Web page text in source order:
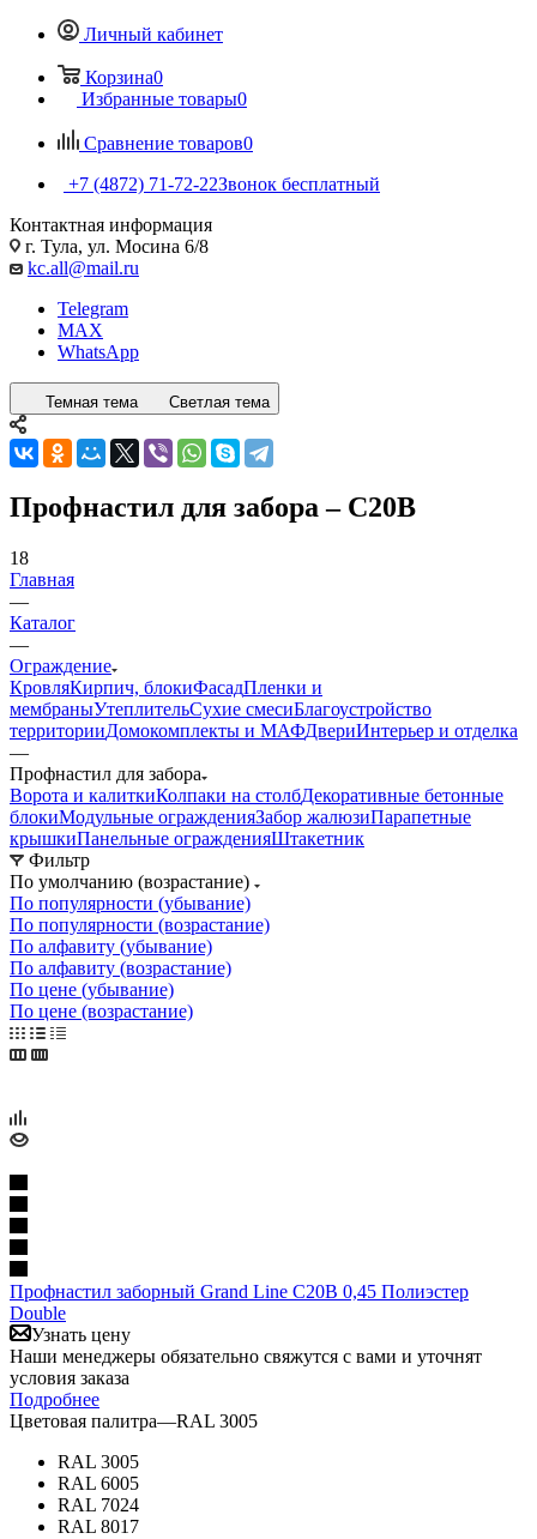
Личный кабинет
Корзина0
Избранные товары0
Сравнение товаров0
+7 (4872) 71-72-22Звонок бесплатный
Контактная информация
г. Тула, ул. Мосина 6/8
kc.all@mail.ru
Telegram
MAX
WhatsApp
Темная тема Светлая тема
Профнастил для забора – C20B
18
Главная
—
Каталог
—
Ограждение
КровляКирпич, блокиФасадПленки и
мембраныУтеплительСухие смесиБлагоустройство
территорииДомокомплекты и МАФДвериИнтерьер и отделка
—
Профнастил для забора
Ворота и калиткиКолпаки на столбДекоративные бетонные
блокиМодульные огражденияЗабор жалюзиПарапетные
крышкиПанельные огражденияШтакетник
Фильтр
По умолчанию (возрастание)
По популярности (убывание)
По популярности (возрастание)
По алфавиту (убывание)
По алфавиту (возрастание)
По цене (убывание)
По цене (возрастание)
Профнастил заборный Grand Line C20B 0,45 Полиэстер
Double
Узнать цену
Наши менеджеры обязательно свяжутся с вами и уточнят
условия заказа
Подробнее
Цветовая палитра—RAL 3005
RAL 3005
RAL 6005
RAL 7024
RAL 8017